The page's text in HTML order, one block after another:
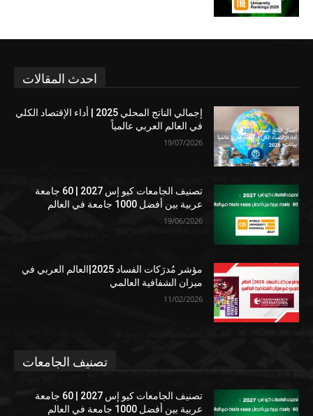
احدث المقالات
إجمالي الناتج المحلي 2025 | أداء الإقتصاد الكلي
في العالم العربي عالمياً
19/07/2026
تصنيف الجامعات كيو إس 2027 | 60 جامعة
عربية بين أفضل 1000 جامعة في العالم
19/06/2026
مؤشر مُدرَكات الفساد 2025|العالم العربي في
ميزان الشفافية العالمي
11/02/2026
تصنيف الجامعات
تصنيف الجامعات كيو إس 2027 | 60 جامعة
عربية بين أفضل 1000 جامعة في العالم